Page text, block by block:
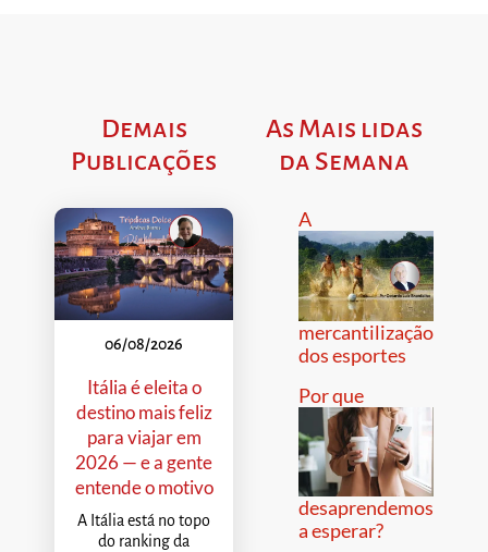
Demais
Publicações
06/08/2026
Itália é eleita o
destino mais feliz
para viajar em
2026 — e a gente
entende o motivo
A Itália está no topo
do ranking da
As Mais lidas
da Semana
A
mercantilização
dos esportes
Por que
desaprendemos
a esperar?